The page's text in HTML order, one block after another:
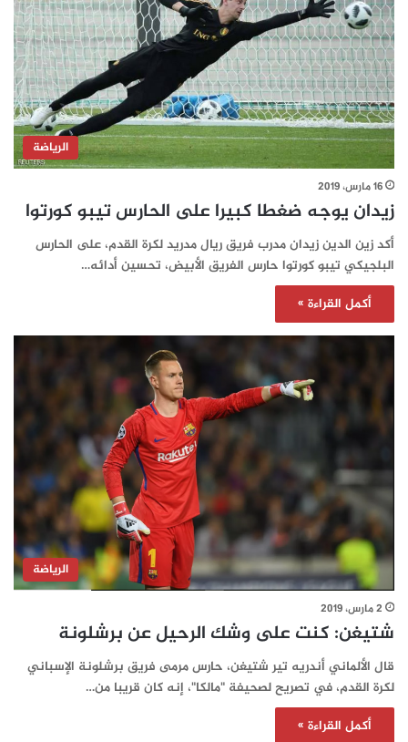
الرياضة
16 مارس، 2019
زيدان يوجه ضغطا كبيرا على الحارس تيبو كورتوا
أكد زين الدين زيدان مدرب فريق ريال مدريد لكرة القدم، على الحارس
البلجيكي تيبو كورتوا حارس الفريق الأبيض، تحسين أدائه…
أكمل القراءة »
الرياضة
2 مارس، 2019
شتيغن: كنت على وشك الرحيل عن برشلونة
قال الألماني أندريه تير شتيغن، حارس مرمى فريق برشلونة الإسباني
لكرة القدم، في تصريح لصحيفة "مالكا"، إنه كان قريبا من…
أكمل القراءة »